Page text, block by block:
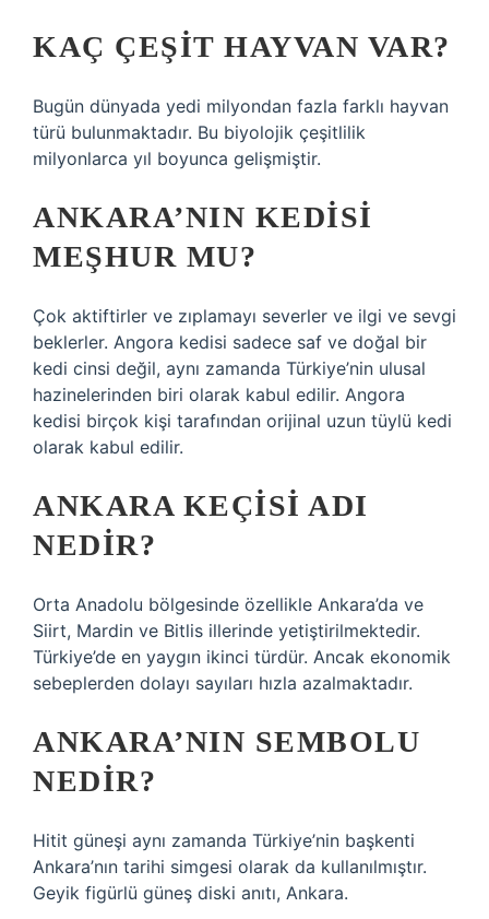
KAÇ ÇEŞIT HAYVAN VAR?
Bugün dünyada yedi milyondan fazla farklı hayvan
türü bulunmaktadır. Bu biyolojik çeşitlilik
milyonlarca yıl boyunca gelişmiştir.
ANKARA’NIN KEDISI
MEŞHUR MU?
Çok aktiftirler ve zıplamayı severler ve ilgi ve sevgi
beklerler. Angora kedisi sadece saf ve doğal bir
kedi cinsi değil, aynı zamanda Türkiye’nin ulusal
hazinelerinden biri olarak kabul edilir. Angora
kedisi birçok kişi tarafından orijinal uzun tüylü kedi
olarak kabul edilir.
ANKARA KEÇISI ADI
NEDIR?
Orta Anadolu bölgesinde özellikle Ankara’da ve
Siirt, Mardin ve Bitlis illerinde yetiştirilmektedir.
Türkiye’de en yaygın ikinci türdür. Ancak ekonomik
sebeplerden dolayı sayıları hızla azalmaktadır.
ANKARA’NIN SEMBOLU
NEDIR?
Hitit güneşi aynı zamanda Türkiye’nin başkenti
Ankara’nın tarihi simgesi olarak da kullanılmıştır.
Geyik figürlü güneş diski anıtı, Ankara.